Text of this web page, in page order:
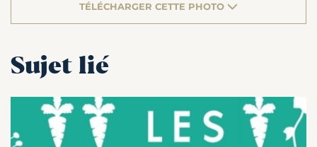
TÉLÉCHARGER CETTE PHOTO
Sujet lié